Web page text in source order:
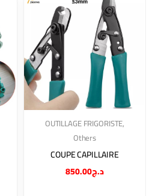
OUTILLAGE FRIGORISTE,
Others
COUPE CAPILLAIRE
د.ج850.00